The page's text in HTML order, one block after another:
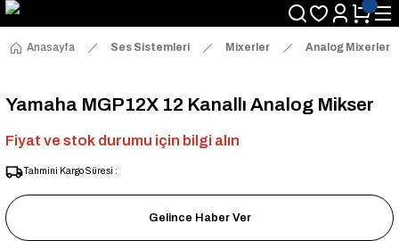
Anasayfa Ses Sistemleri Mixerler Analog Mixerler
Yamaha MGP12X 12 Kanallı Analog Mikser
Fiyat ve stok durumu için bilgi alın
Tahmini Kargo Süresi :
Gelince Haber Ver